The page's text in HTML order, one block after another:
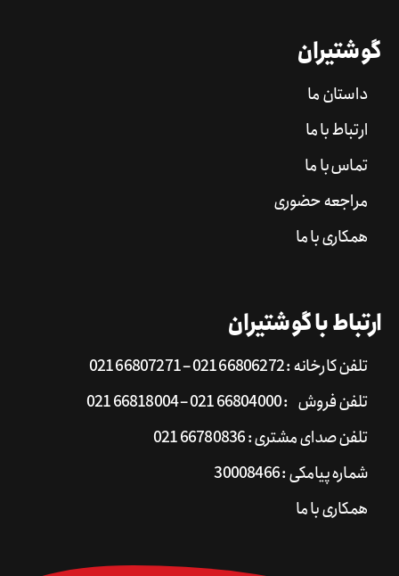
گوشتیران
داستان ما
ارتباط با ما
تماس با ما
مراجعه حضوری
همکاری با ما
ارتباط با گوشتیران
تلفن کارخانه : 66806272 021 – 66807271 021
تلفن فروش : 66804000 021 – 66818004 021
تلفن صدای مشتری : 66780836 021
شماره پیامکی : 30008466
همکاری با ما